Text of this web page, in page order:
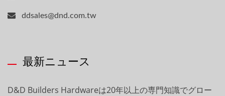
ddsales@dnd.com.tw
最新ニュース
D&D Builders Hardwareは20年以上の専門知識でグロー